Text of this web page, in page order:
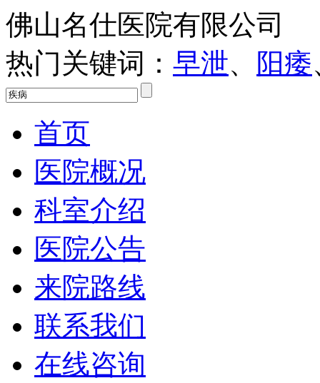
佛山名仕医院有限公司
热门关键词： 早泄、 阳痿
首页
医院概况
科室介绍
医院公告
来院路线
联系我们
在线咨询